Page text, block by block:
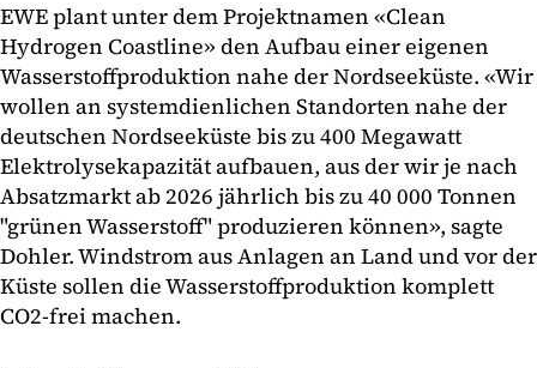
EWE plant unter dem Projektnamen «Clean
Hydrogen Coastline» den Aufbau einer eigenen
Wasserstoffproduktion nahe der Nordseeküste. «Wir
wollen an systemdienlichen Standorten nahe der
deutschen Nordseeküste bis zu 400 Megawatt
Elektrolysekapazität aufbauen, aus der wir je nach
Absatzmarkt ab 2026 jährlich bis zu 40 000 Tonnen
"grünen Wasserstoff" produzieren können», sagte
Dohler. Windstrom aus Anlagen an Land und vor der
Küste sollen die Wasserstoffproduktion komplett
CO2-frei machen.